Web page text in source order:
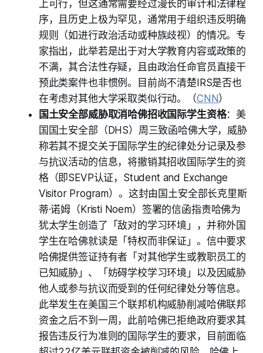
上可行，但这通常需要经过漫长的审计和法律程
序，且历史上极为罕见，通常用于组织违反明确
规则（如进行政治活动或种族歧视）的情况。专
家指出，此举若是出于对大学教育内容或政策的
不满，其合法性存疑，且由政治任命官员直接干
预此类案件也非惯例。目前尚不清楚IRS是否也
在考虑对其他大学采取类似行动。（CNN）
国土安全部威胁取消哈佛招收国际学生资格：美
国国土安全部（DHS）周三致函哈佛大学，威胁
称若其不提交关于国际学生的纪律处分记录及参
与抗议活动的信息，将撤销其招收国际学生的资
格（即SEVP认证，Student and Exchange
Visitor Program）。这封由国土安全部长克里斯
蒂·诺姆（Kristi Noem）签署的信函指责哈佛为
犹太学生创造了「敌对的学习环境」，并称外国
学生在哈佛就读是「特权而非保证」。信中要求
哈佛提供签证持有者「对其他学生或教职员工的
已知威胁」、「妨碍学校学习环境」以及因威胁
他人或参与抗议而受到的任何纪律处分等信息。
此举发生在美国三个联邦机构威胁削减哈佛联邦
资金之后不到一周，此前哈佛已拒绝政府要求其
报告违反行为准则的国际学生的要求，目前面临